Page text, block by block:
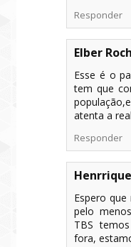
Responder
Elber
Esse é o
tem que
atenta a
Responder
Henrrique
Espero
pelo
TBS
fora,